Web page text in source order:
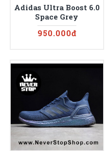
Adidas Ultra Boost 6.0
Space Grey
950.000đ